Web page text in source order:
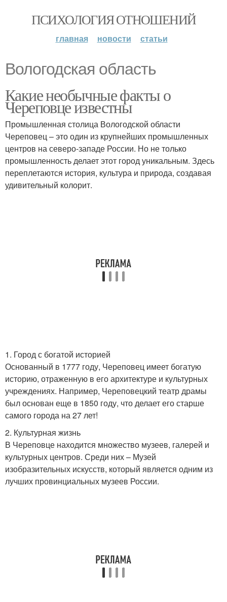
ПСИХОЛОГИЯ ОТНОШЕНИЙ
главная новости статьи
Вологодская область
Какие необычные факты о
Череповце известны
Промышленная столица Вологодской области
Череповец – это один из крупнейших промышленных
центров на северо-западе России. Но не только
промышленность делает этот город уникальным. Здесь
переплетаются история, культура и природа, создавая
удивительный колорит.
1. Город с богатой историей
Основанный в 1777 году, Череповец имеет богатую
историю, отраженную в его архитектуре и культурных
учреждениях. Например, Череповецкий театр драмы
был основан еще в 1850 году, что делает его старше
самого города на 27 лет!
2. Культурная жизнь
В Череповце находится множество музеев, галерей и
культурных центров. Среди них – Музей
изобразительных искусств, который является одним из
лучших провинциальных музеев России.